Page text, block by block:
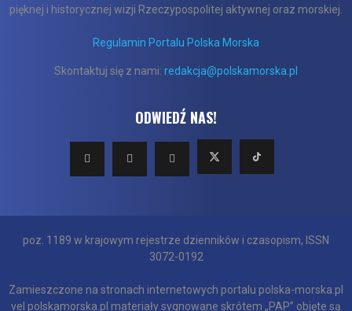
pięknej i historycznej wizji Rzeczypospolitej aktywnej oraz morskiej.
Regulamin Portalu Polska Morska
Skontaktuj się z nami: redakcja@polskamorska.pl
ODWIEDŹ NAS!
poz. 1189 w krajowym rejestrze dzienników i czasopism, ISSN
3072-0192
Zamieszczone na stronach internetowych portalu polska-morska.pl
vel polskamorska.pl materiały sygnowane skrótem „PAP” objęte są